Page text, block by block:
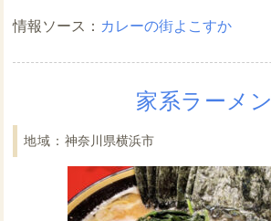
カレーの街よこすか
家系ラーメン
神奈川県横浜市